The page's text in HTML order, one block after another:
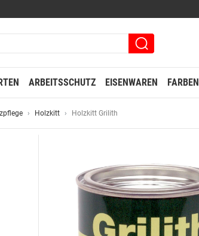
ARBEITSSCHUTZ EISENWAREN FARBEN
Holzkitt Holzkitt Grilith